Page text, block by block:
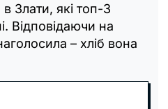
в Злати, які топ-3
Відповідаючи на
– хліб вона